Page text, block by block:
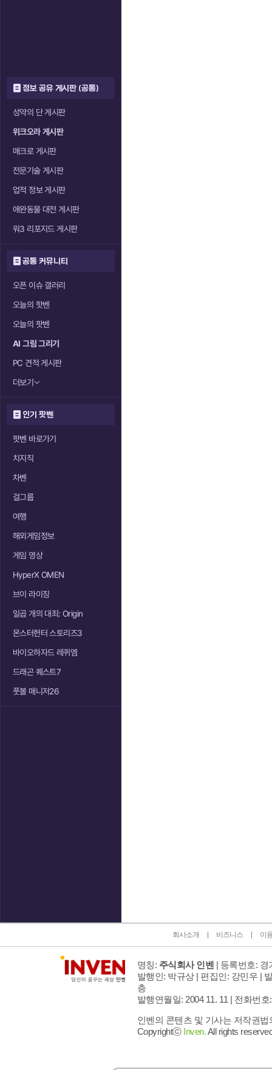
정보 공유 게시판 (공통)
성약의 단 게시판
위크오라 게시판
매크로 게시판
전문기술 게시판
업적 정보 게시판
애완동물 대전 게시판
워3 리포지드 게시판
공통 커뮤니티
오픈 이슈 갤러리
오늘의 핫벤
오늘의 팟벤
AI 그림 그리기
PC 견적 게시판
더보기
인기 팟벤
팟벤 바로가기
치지직
차벤
걸그룹
여행
해외게임정보
게임 영상
HyperX OMEN
브이 라이징
일곱 개의 대죄: Origin
몬스터헌터 스토리즈3
바이오하자드 레퀴엠
드래곤 퀘스트7
풋볼 매니저26
회사소개 비즈니스 이
명칭: 주식회사 인벤 | 등록번호: 경
발행인: 박규상 | 편집인: 강민우 |
층
발행연월일: 2004 11. 11 | 전화번호
인벤의 콘텐츠 및 기사는 저작권
Copyrightⓒ Inven.All rights